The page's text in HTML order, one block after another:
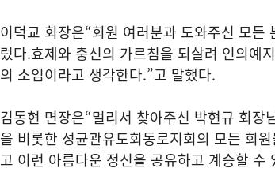
이덕교 회장은“회원 여러분과 도와주신 모든
렀다.효제와 충신의 가르침을 되살려 인의예
의 소임이라고 생각한다.”고 말했다.
김동현 면장은“멀리서 찾아주신 박현규 회장
을 비롯한 성균관유도회동로지회의 모든 회
고 이런 아름다운 정신을 공유하고 계승할 수